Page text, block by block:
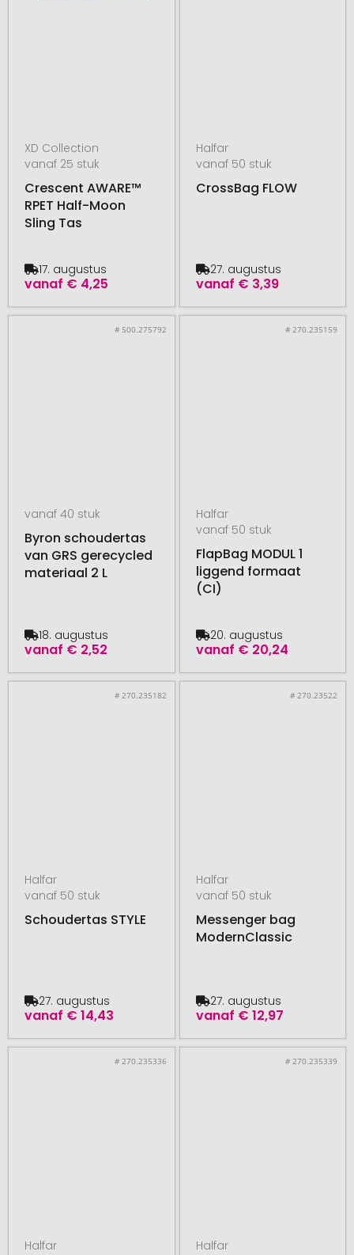
XD Collection
vanaf 25 stuk
Crescent AWARE™
RPET Half-Moon
Sling Tas
vanaf € 4,25
17. augustus
Halfar
vanaf 50 stuk
CrossBag FLOW
vanaf € 3,39
27. augustus
# 500.275792
vanaf 40 stuk
Byron schoudertas
van GRS gerecycled
materiaal 2 L
vanaf € 2,52
18. augustus
# 270.235159
Halfar
vanaf 50 stuk
FlapBag MODUL 1
liggend formaat
(CI)
vanaf € 20,24
20. augustus
# 270.235182
Halfar
vanaf 50 stuk
Schoudertas STYLE
vanaf € 14,43
27. augustus
# 270.23522
Halfar
vanaf 50 stuk
Messenger bag
ModernClassic
vanaf € 12,97
27. augustus
# 270.235336
Halfar
# 270.235339
Halfar